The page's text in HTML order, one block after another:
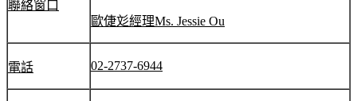
聯絡窗口
歐倢彣經理Ms. Jessie Ou
電話 02-2737-6944